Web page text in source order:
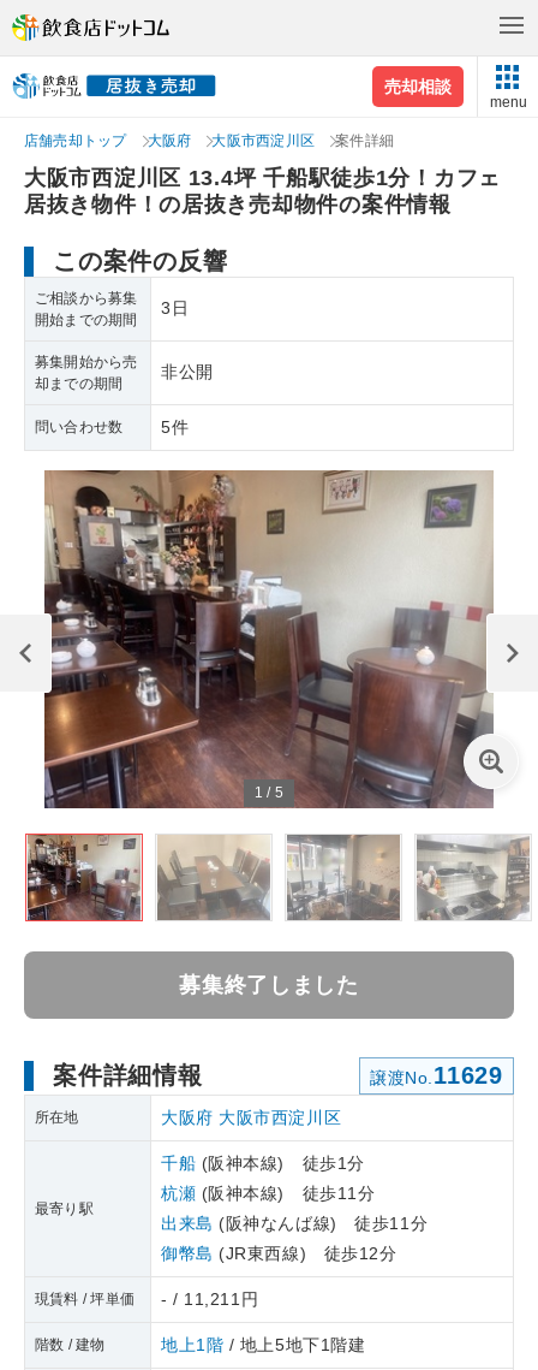
売却相談
menu
店舗売却トップ 大阪府 大阪市西淀川区 案件詳細
大阪市西淀川区 13.4坪 千船駅徒歩1分！カフェ
居抜き物件！の居抜き売却物件の案件情報
この案件の反響
ご相談から募集
開始までの期間
3日
募集開始から売
却までの期間
非公開
問い合わせ数 5件
1 / 5
募集終了しました
案件詳細情報 譲渡No. 11629
所在地 大阪府 大阪市西淀川区
最寄り駅
千船 (阪神本線) 徒歩1分
杭瀬 (阪神本線) 徒歩11分
出来島 (阪神なんば線) 徒歩11分
御幣島 (JR東西線) 徒歩12分
現賃料 / 坪単価 - / 11,211円
階数 / 建物 地上1階 / 地上5地下1階建